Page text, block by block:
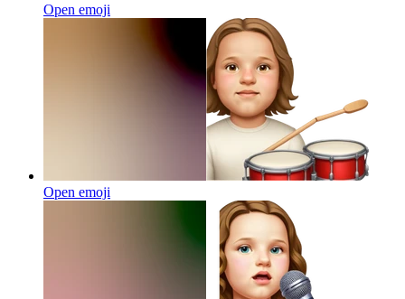
Open emoji
Open emoji